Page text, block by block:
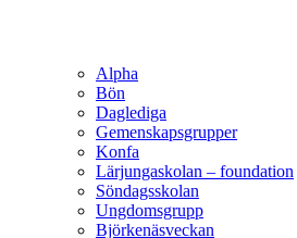
Alpha
Bön
Daglediga
Gemenskapsgrupper
Konfa
Lärjungaskolan – foundation
Söndagsskolan
Ungdomsgrupp
Björkenäsveckan